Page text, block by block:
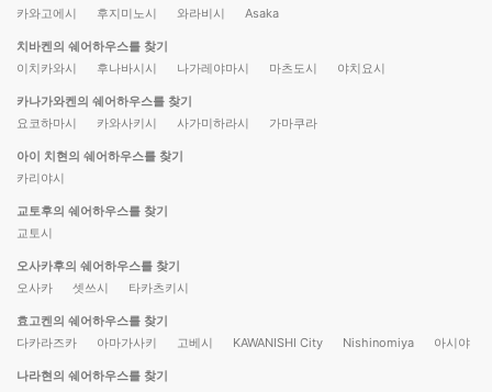
카와고에시
후지미노시 와라비시 Asaka
치바켄의 쉐어하우스를 찾기
이치카와시
후나바시시 나가레야마시 마츠도시 야치요시
카나가와켄의 쉐어하우스를 찾기
요코하마시
카와사키시 사가미하라시 가마쿠라
아이 치현의 쉐어하우스를 찾기
카리야시
교토후의 쉐어하우스를 찾기
교토시
오사카후의 쉐어하우스를 찾기
오사카
셋쓰시 타카츠키시
효고켄의 쉐어하우스를 찾기
다카라즈카
아마가사키 고베시 KAWANISHI City Nishinomiya 아시야
나라현의 쉐어하우스를 찾기